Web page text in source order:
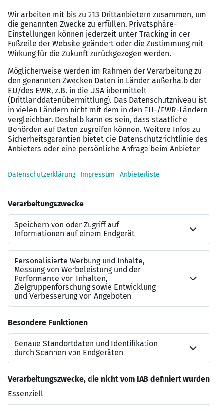
mitzugestalten. Von Beginn an kannst Du
eigenständig Verantwortung übernehmen und
wertvolle Erfahrungen sammeln, die Deine
berufliche und persönliche Entwicklung
vorantreiben.
Unbefristeter Arbeitsvertrag: Bei uns hast Du
geregelte Arbeitszeiten, einen sicheren
Arbeitsplatz und erhältst einen unbefristeten
Arbeitsvertrag.
Vollstes Vertrauen: Du hast eine
Beginn an vollstes Vertrauen in Deine Kompetenz
Erstklassige Büroausstattung: Wir arbeiten
ausschließlich mit moderner Technik und
Arbeitsausstattung. Neben höhenverstellbaren
Tischen startest Du bei uns mit einem Macbook
Pro oder Air sowie hochwertigem Zubehör.
Intensive und persönliche Einarbeitung: Wir legen
großen Wert auf ein strukturiertes Onboarding
sind darauf ausgelegt, Dir sämtliche Werkzeuge
und Kenntnisse an die Hand zu geben, die Du für
einen erfolgreichen Start bei uns benötigst.